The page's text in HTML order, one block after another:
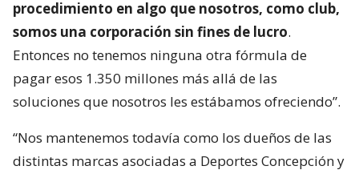
procedimiento en algo que nosotros, como club,
somos una corporación sin fines de lucro.
Entonces no tenemos ninguna otra fórmula de
pagar esos 1.350 millones más allá de las
soluciones que nosotros les estábamos ofreciendo”.
“Nos mantenemos todavía como los dueños de las
distintas marcas asociadas a Deportes Concepción y